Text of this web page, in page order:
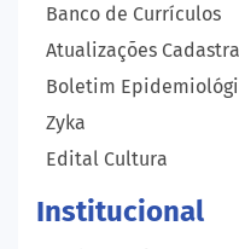
Banco de Currículos
Atualizações
Boletim
Zyka
Edital Cultura
Institucional